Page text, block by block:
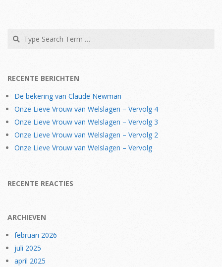
Search
RECENTE BERICHTEN
De bekering van Claude Newman
Onze Lieve Vrouw van Welslagen – Vervolg 4
Onze Lieve Vrouw van Welslagen – Vervolg 3
Onze Lieve Vrouw van Welslagen – Vervolg 2
Onze Lieve Vrouw van Welslagen – Vervolg
RECENTE REACTIES
ARCHIEVEN
februari 2026
juli 2025
april 2025